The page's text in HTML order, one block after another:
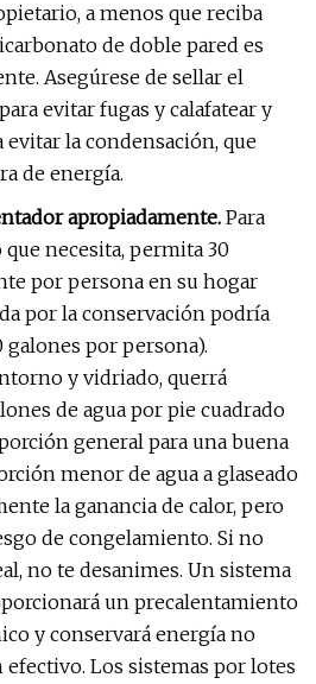
a menos que reciba
de doble pared es
Asegúrese de sellar el
evitar fugas y calafatear y
evitar la condensación, que
de energía.
apropiadamente. Para
necesita, permita 30
por persona en su hogar
por la conservación podría
por persona).
y vidriado, querrá
de agua por pie cuadrado
general para una buena
menor de agua a glaseado
la ganancia de calor, pero
de congelamiento. Si no
no te desanimes. Un sistema
un precalentamiento
y conservará energía no
Los sistemas por lotes